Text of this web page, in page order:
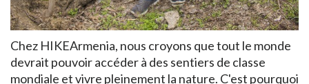
Chez HIKEArmenia, nous croyons que tout le monde
devrait pouvoir accéder à des sentiers de classe
mondiale et vivre pleinement la nature. C'est pourquoi